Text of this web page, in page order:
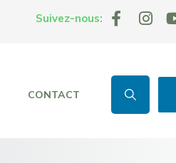
Suivez-nous:
CONTACT